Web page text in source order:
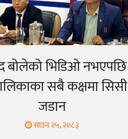
बोलेको भिडिओ
सबै कक्षमा
जडान
साउन २५, २०८३